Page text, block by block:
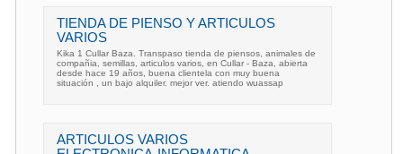
TIENDA DE PIENSO Y ARTICULOS
VARIOS
Kika 1 Cullar Baza. Transpaso tienda de piensos, animales de
compañia, semillas, articulos varios, en Cullar - Baza, abierta
desde hace 19 años, buena clientela con muy buena
situación , un bajo alquiler. mejor ver. atiendo wuassap
ARTICULOS VARIOS